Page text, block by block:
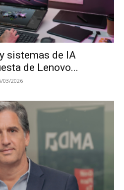
sistemas de IA
de Lenovo...
03/2026